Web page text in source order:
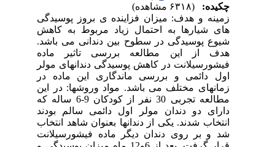
چکیده:
زمینه و هدف: میزان فزاینده ی بروز پوسیدگی
های شیارها به احتمال زیاد مربوط به کاهش
شیوع پوسیدگی در سطوح بین دندانی می باشد.
هدف از این مطالعه بررسی تاثیر ماده
فیشورسیلانت در کاهش پوسیدگی دندانهای مولر
اول دائمی و بررسی ماندگاری این ماده در
زمانهای مختلف می باشد. مواد وروشها: در این
مطالعه تجربی 30 نفر از کودکان 9-6 ساله که
دارای دو دندان مولر اول دائمی سالم بودند
انتخاب شدند. یکی از دندانها بعنوان شاهد انتخاب
شد و بر روی دندان دیگر ماده فیشورسیلانت